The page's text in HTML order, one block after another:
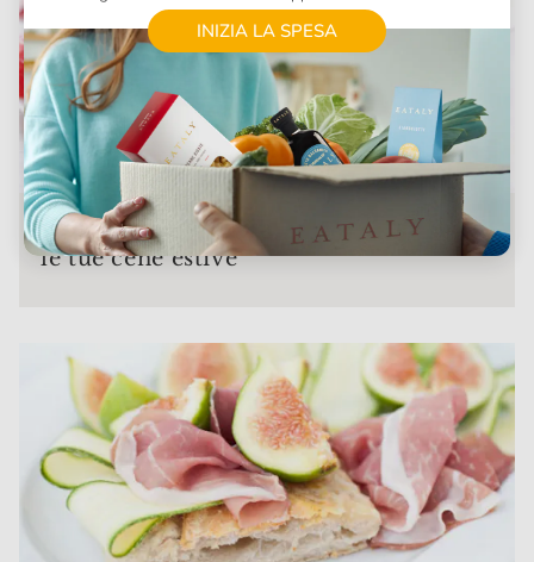
Ricette con anguria: come terminare
le tue cene estive
INIZIA LA SPESA